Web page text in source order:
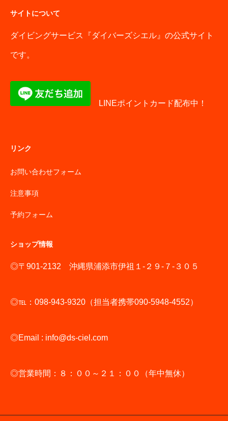
サイトについて
ダイビングサービス『ダイバーズシエル』の公式サイト
です。
LINEポイントカード配布中！
リンク
お問い合わせフォーム
注意事項
予約フォーム
ショップ情報
◎〒901-2132 沖縄県浦添市伊祖１-２９-７-３０５
◎℡：098-943-9320（担当者携帯090-5948-4552）
◎Email : info@ds-ciel.com
◎営業時間：８：００～２１：００（年中無休）